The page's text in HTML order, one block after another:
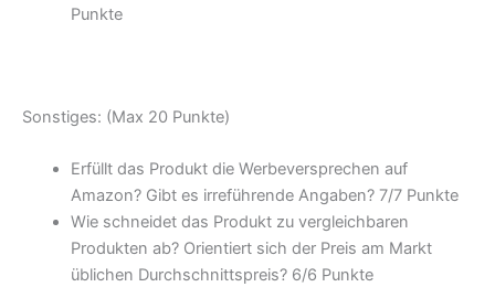
Punkte
Sonstiges: (Max 20 Punkte)
Erfüllt das Produkt die Werbeversprechen auf
Amazon? Gibt es irreführende Angaben? 7/7 Punkte
Wie schneidet das Produkt zu vergleichbaren
Produkten ab? Orientiert sich der Preis am Markt
üblichen Durchschnittspreis? 6/6 Punkte